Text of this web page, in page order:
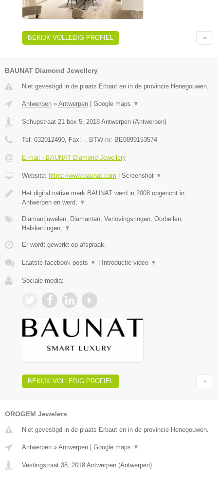
BEKIJK VOLLEDIG PROFIEL
BAUNAT Diamond Jewellery
Niet gevestigd in de plaats Erbaut en in de provincie Henegouwen.
Antwerpen » Antwerpen Google maps ▼
Schupstraat 21 box 5 2018 Antwerpen (Antwerpen)
Tel: 032012490 , Fax: - , BTW-nr: BE0899153574
E-mail › BAUNAT Diamond Jewellery
Website: https://www.baunat.com Screenshot ▼
Het digital native merk BAUNAT werd in 2008 opgericht in
Antwerpen en werd,
▼
Diamantjuwelen, Diamanten, Verlovingsringen, Oorbellen,
Halskettingen,
▼
Er wordt gewerkt op afspraak.
Laatste facebook posts ▼ Introductie video ▼
Sociale media:
BEKIJK VOLLEDIG PROFIEL
OROGEM Jewelers
Niet gevestigd in de plaats Erbaut en in de provincie Henegouwen.
Antwerpen » Antwerpen Google maps ▼
Vestingstraat 38, 2018 Antwerpen (Antwerpen)